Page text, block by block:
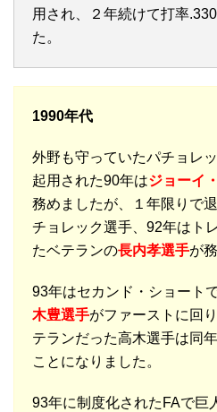
用され、２年続けて打率
た。
1990年代
外野も守っていたパチョレ
起用された90年はジョーイ
務めましたが、１年限りで
チョレック選手、92年はト
たベテランの長内孝選手が
93年はセカンド・ショート
木豊選手がファーストに回
テランだった高木選手は同
ことになりました。
93年に制度化されたFAで巨